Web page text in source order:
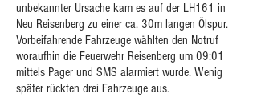
unbekannter Ursache kam es auf der LH161 in
Neu Reisenberg zu einer ca. 30m langen Ölspur.
Vorbeifahrende Fahrzeuge wählten den Notruf
woraufhin die Feuerwehr Reisenberg um 09:01
mittels Pager und SMS alarmiert wurde. Wenig
später rückten drei Fahrzeuge aus.